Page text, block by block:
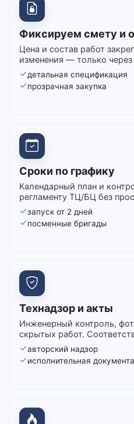
Фиксируем смету и
Цена и состав работ
изменения — только
детальная спецификация
прозрачная закупка
Сроки по графику
Календарный план и
регламенту ТЦ/БЦ без
запуск от 2 дней
посменные бригады
Технадзор и акты
Инженерный контроль,
скрытых работ.
авторский надзор
исполнительная